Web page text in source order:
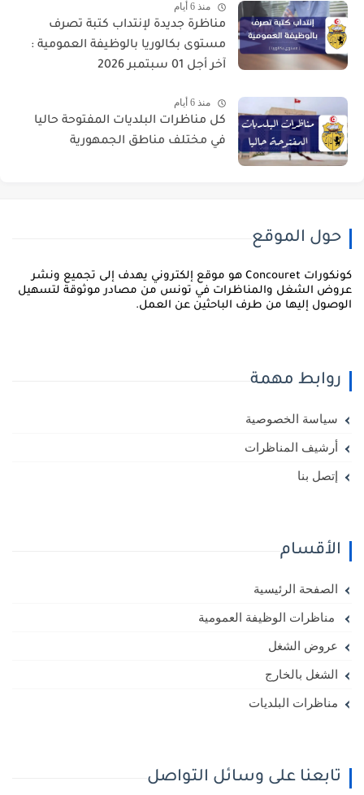
منذ 6 أيام
مناظرة جديدة لإنتداب كتبة تصرف
مستوى بكالوريا بالوظيفة العمومية :
آخر أجل 01 سبتمبر 2026
منذ 6 أيام
كل مناظرات البلديات المفتوحة حاليا
في مختلف مناطق الجمهورية
حول الموقع
كونكورات Concouret هو موقع إلكتروني يهدف إلى تجميع ونشر
الشغل والمناظرات في تونس من مصادر موثوقة لتسهيل
إليها من طرف الباحثين عن العمل.
روابط مهمة
سياسة الخصوصية
أرشيف المناظرات
إتصل بنا
الأقسام
الصفحة الرئيسية
مناظرات الوظيفة العمومية
عروض الشغل
الشغل بالخارج
مناظرات البلديات
تابعنا على وسائل التواصل